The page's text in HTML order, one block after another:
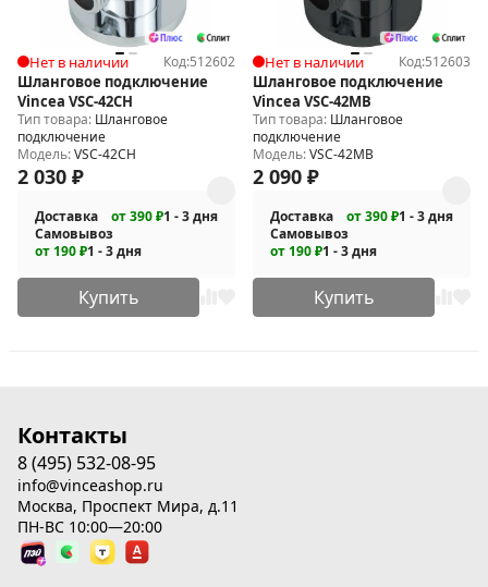
Нет в наличии Код:512602
Шланговое подключение
Vincea VSC-42CH
Тип товара: Шланговое
подключение
Модель:VSC-42CH
2 030 ₽
Доставка от 390 ₽1 - 3 дня
Самовывоз
от 190 ₽1 - 3 дня
Купить
Нет в наличии Код:512603
Шланговое подключение
Vincea VSC-42MB
Тип товара: Шланговое
подключение
Модель:VSC-42MB
2 090 ₽
Доставка от 390 ₽1 - 3 дня
Самовывоз
от 190 ₽1 - 3 дня
Купить
Контакты
8 (495) 532-08-95
info@vinceashop.ru
Москва, Проспект Мира, д.11
ПН-ВС 10:00—20:00